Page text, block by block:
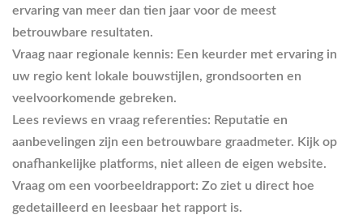
ervaring van meer dan tien jaar voor de meest
betrouwbare resultaten.
Vraag naar regionale kennis: Een keurder met ervaring in
uw regio kent lokale bouwstijlen, grondsoorten en
veelvoorkomende gebreken.
Lees reviews en vraag referenties: Reputatie en
aanbevelingen zijn een betrouwbare graadmeter. Kijk op
onafhankelijke platforms, niet alleen de eigen website.
Vraag om een voorbeeldrapport: Zo ziet u direct hoe
gedetailleerd en leesbaar het rapport is.